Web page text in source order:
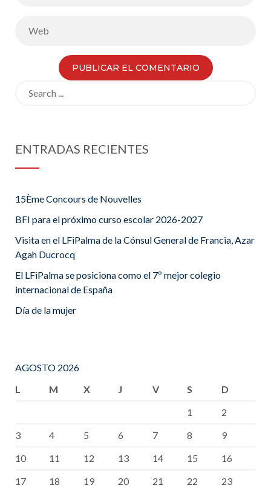
ENTRADAS RECIENTES
15Ème Concours de Nouvelles
BFI para el próximo curso escolar 2026-2027
Visita en el LFiPalma de la Cónsul General de Francia, Azar
Agah Ducrocq
El LFiPalma se posiciona como el 7º mejor colegio
internacional de España
Día de la mujer
AGOSTO 2026
L
M X J V S
D
1
2
3
4 5 6 7 8
9
10
11 12 13 14 15
16
17
18 19 20 21 22 23